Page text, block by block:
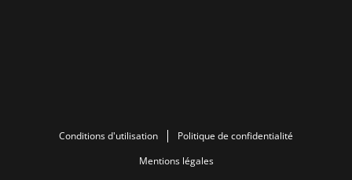
Conditions d'utilisation
Politique de confidentialité
Mentions légales